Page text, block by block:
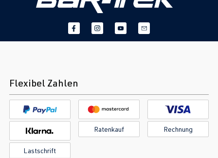
Flexibel Zahlen
Ratenkauf Rechnung
Lastschrift